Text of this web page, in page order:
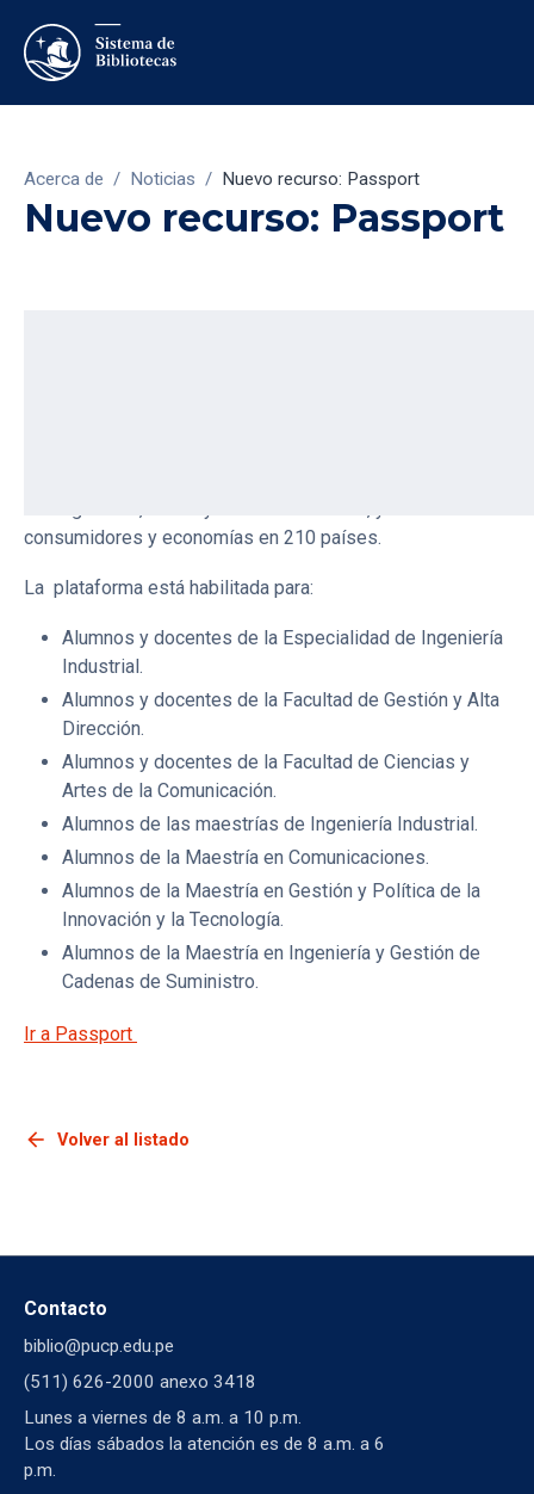
Acerca de / Noticias / Nuevo recurso: Passport
Nuevo recurso: Passport
consumidores y economías en 210 países.
La plataforma está habilitada para:
Alumnos y docentes de la Especialidad de Ingeniería
Industrial.
Alumnos y docentes de la Facultad de Gestión y Alta
Dirección.
Alumnos y docentes de la Facultad de Ciencias y
Artes de la Comunicación.
Alumnos de las maestrías de Ingeniería Industrial.
Alumnos de la Maestría en Comunicaciones.
Alumnos de la Maestría en Gestión y Política de la
Innovación y la Tecnología.
Alumnos de la Maestría en Ingeniería y Gestión de
Cadenas de Suministro.
Ir a Passport
arrow_back Volver al listado
Contacto
biblio@pucp.edu.pe
(511) 626-2000 anexo 3418
Lunes a viernes de 8 a.m. a 10 p.m.
Los días sábados la atención es de 8 a.m. a 6
p.m.